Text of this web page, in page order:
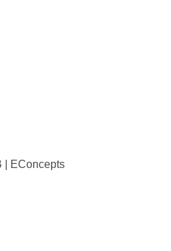
| EConcepts